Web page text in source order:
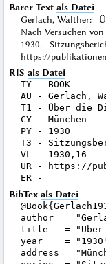
Barer Text als Datei
Gerlach, Walther:
Nach Versuchen
1930.
https://
RIS als Datei
TY - BOOK
AU - Gerlach,
T1 - Über die
CY - München
PY - 1930
T3 -
VL - 1930,16
UR - https://
BibTex als Datei
author  =
title   = "Über
year    =
address =